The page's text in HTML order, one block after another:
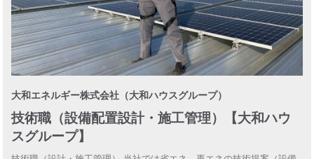
大和エネルギー株式会社（大和ハウスグループ）
技術職（設備配置設計・施工管理）【大和ハウ
スグループ】